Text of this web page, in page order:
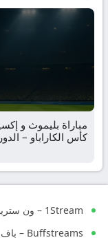
كأس الكاراباو – الدور 1
1Stream – ون ستريم
Buffstreams – باف ستريمز